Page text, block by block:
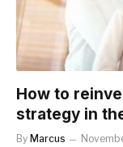
How to
strategy in
By Marcus